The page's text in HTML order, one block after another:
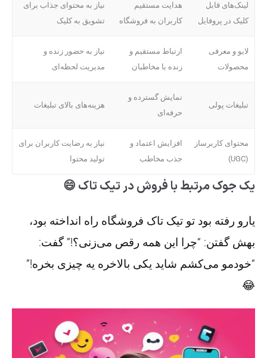
لینک‌های قابل
کلیک در پروفایل
هدایت مستقیم
کاربران به فروشگاه
نیاز به محتوای جذاب برای
تشویق به کلیک
لایو و معرفی
محصولات
ارتباط مستقیم و
زنده با مخاطبان
نیاز به حضور زنده و
مدیریت لحظه‌ای
تبلیغات پولی
نمایش گسترده و
حرفه‌ای
هزینه‌های بالای تبلیغات
محتوای کاربرساز
(UGC)
افزایش اعتماد و
جذب مخاطب
نیاز به رضایت کاربران برای
تولید محتوا
یک جوک مرتبط با فروش در تیک تاک 😄
یارو رفته بود تو تیک تاک فروشگاه راه انداخته بود،
بهش گفتن: “چرا این همه رقص می‌زنی؟!” گفت:
“خودمو می‌کشم شاید یکی بالاخره یه چیزی بخره!”
😂